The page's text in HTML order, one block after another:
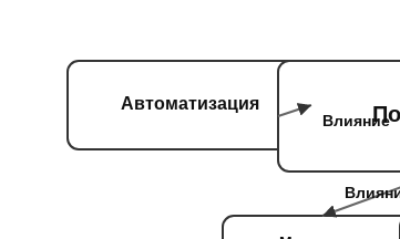
Автоматизация
Влияние